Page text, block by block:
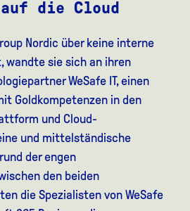
die Cloud
Nordic über keine interne
wandte sie sich an ihren
WeSafe IT, einen
Goldkompetenzen in den
und Cloud-
und mittelständische
der engen
den beiden
die Spezialisten von WeSafe